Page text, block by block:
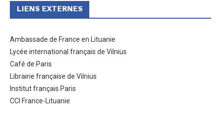
LIENS EXTERNES
Ambassade de France en Lituanie
Lycée international français de Vilnius
Café de Paris
Librairie française de Vilnius
Institut français Paris
CCI France-Lituanie